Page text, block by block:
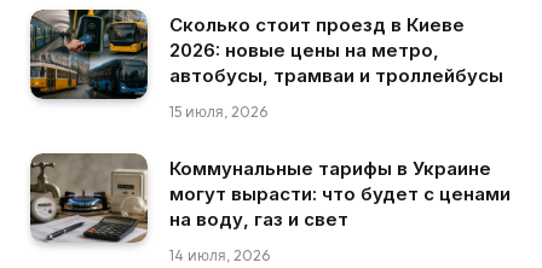
Сколько стоит проезд в Киеве
2026: новые цены на метро,
автобусы, трамваи и троллейбусы
15 июля, 2026
Коммунальные тарифы в Украине
могут вырасти: что будет с ценами
на воду, газ и свет
14 июля, 2026